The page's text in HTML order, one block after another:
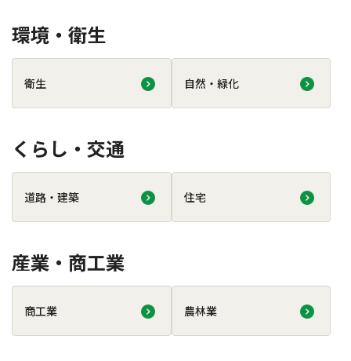
環境・衛生
衛生 自然・緑化
くらし・交通
道路・建築 住宅
産業・商工業
商工業 農林業